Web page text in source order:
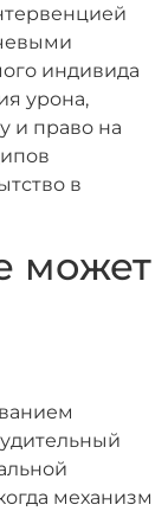
индивида
урона,
и право на
в
может
механизм